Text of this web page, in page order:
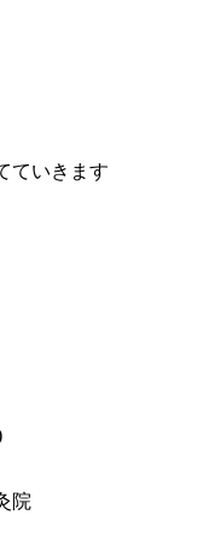
ていきます
院